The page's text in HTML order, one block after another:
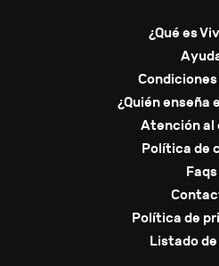
¿Qué es
¿Quién enseña
Atención al
Política de
Faqs
Política de
Listado